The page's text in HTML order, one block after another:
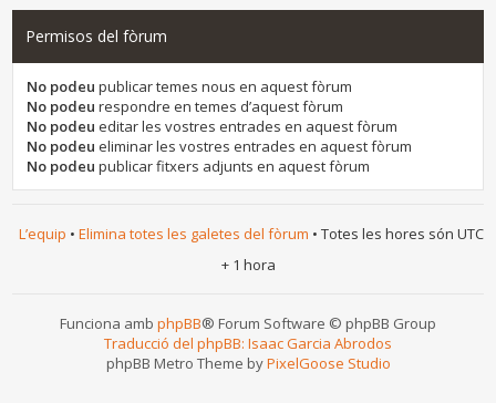
Permisos del fòrum
No podeu publicar temes nous en aquest fòrum
No podeu respondre en temes d’aquest fòrum
No podeu editar les vostres entrades en aquest fòrum
No podeu eliminar les vostres entrades en aquest fòrum
No podeu publicar fitxers adjunts en aquest fòrum
L’equip • Elimina totes les galetes del fòrum • Totes les hores són UTC
+ 1 hora
Funciona amb phpBB® Forum Software © phpBB Group
Traducció del phpBB: Isaac Garcia Abrodos
phpBB Metro Theme byPixelGoose Studio